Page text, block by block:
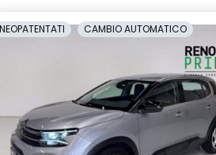
NEOPATENTATI CAMBIO AUTOMATICO